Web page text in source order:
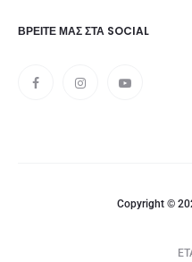
ΒΡΕΊΤΕ ΜΑΣ ΣΤΑ SOCIAL
Copyright ©